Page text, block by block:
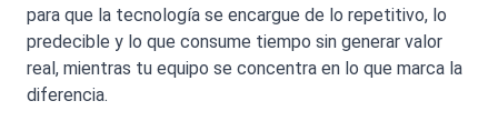
para que la tecnología se encargue de lo repetitivo, lo
predecible y lo que consume tiempo sin generar valor
real, mientras tu equipo se concentra en lo que marca la
diferencia.